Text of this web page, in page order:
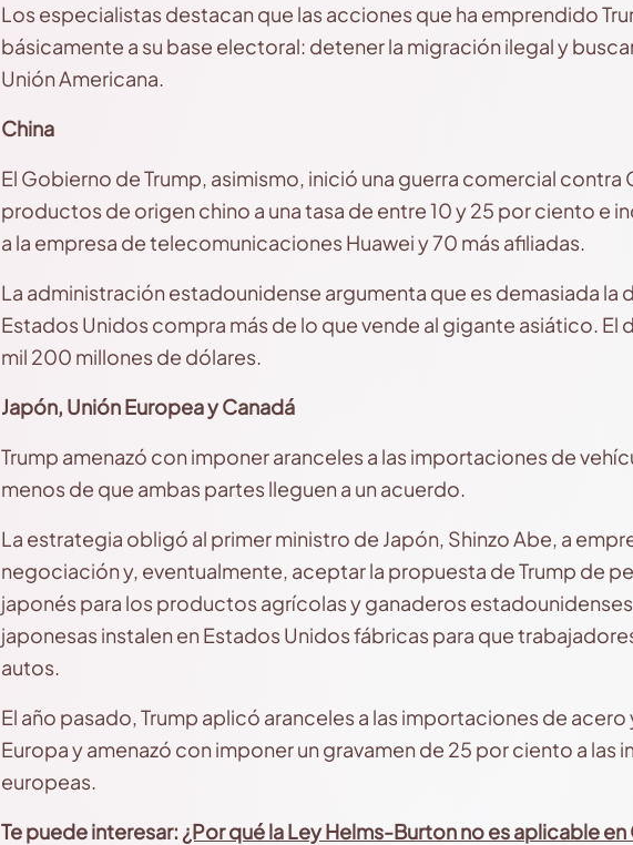
Los especialistas destacan que las acciones que ha emprendido
básicamente a su base electoral: detener la migración ilegal y
Unión Americana.
China
El Gobierno de Trump, asimismo, inició una guerra comercial contra
productos de origen chino a una tasa de entre 10 y 25 por ciento e
a la empresa de telecomunicaciones Huawei y 70 más afiliadas.
La administración estadounidense argumenta que es demasiada la
Estados Unidos compra más de lo que vende al gigante asiático. El
mil 200 millones de dólares.
Japón, Unión Europea y Canadá
Trump amenazó con imponer aranceles a las importaciones de
menos de que ambas partes lleguen a un acuerdo.
La estrategia obligó al primer ministro de Japón, Shinzo Abe, a
negociación y, eventualmente, aceptar la propuesta de Trump de
japonés para los productos agrícolas y ganaderos
japonesas instalen en Estados Unidos fábricas para que
autos.
El año pasado, Trump aplicó aranceles a las importaciones de
Europa y amenazó con imponer un gravamen de 25 por ciento a
europeas.
Te puede interesar: ¿Por qué la Ley Helms-Burton no es aplicable en